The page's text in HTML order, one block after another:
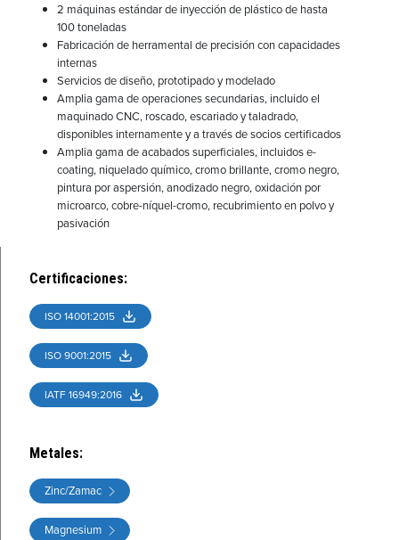
2 máquinas estándar de inyección de plástico de hasta
100 toneladas
Fabricación de herramental de precisión con capacidades
internas
Servicios de diseño, prototipado y modelado
Amplia gama de operaciones secundarias, incluido el
maquinado CNC, roscado, escariado y taladrado,
disponibles internamente y a través de socios certificados
Amplia gama de acabados superficiales, incluidos e-
coating, niquelado químico, cromo brillante, cromo negro,
pintura por aspersión, anodizado negro, oxidación por
microarco, cobre-níquel-cromo, recubrimiento en polvo y
pasivación
Certificaciones:
ISO 14001:2015
ISO 9001:2015
IATF 16949:2016
Metales:
Zinc/Zamac
Magnesium